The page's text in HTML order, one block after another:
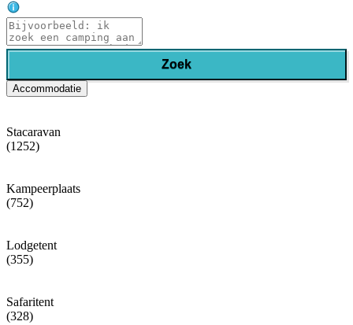
Zoek
Accommodatie
Stacaravan
(1252)
Kampeerplaats
(752)
Lodgetent
(355)
Safaritent
(328)